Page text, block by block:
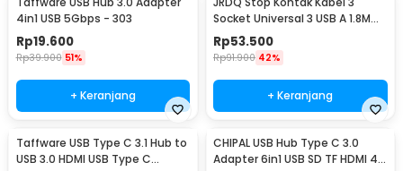
4in1 USB 5Gbps - 303
Rp19.600
Rp39.900 51%
+ Keranjang
Socket Universal 3 USB A 1.8M
10A 250V 2500W - JR033
Rp53.500
Rp91.900 42%
+ Keranjang
Taffware USB Type C 3.1 Hub to
USB 3.0 HDMI USB Type C
CHIPAL USB Hub Type C 3.0
Adapter 6in1 USB SD TF HDMI 4K